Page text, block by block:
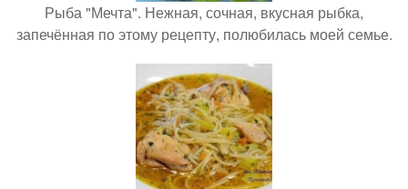
Рыба "Мечта". Нежная, сочная, вкусная рыбка,
запечённая по этому рецепту, полюбилась моей семье.